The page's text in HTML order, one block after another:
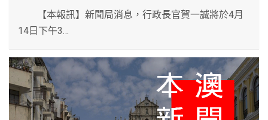
【本報訊】新聞局消息，行政長官賀一誠將於4月
14日下午3…